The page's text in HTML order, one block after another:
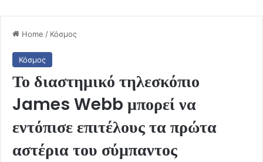
Home / Κόσμος
Κόσμος
Το διαστημικό τηλεσκόπιο
James Webb μπορεί να
εντόπισε επιτέλους τα πρώτα
αστέρια του σύμπαντος